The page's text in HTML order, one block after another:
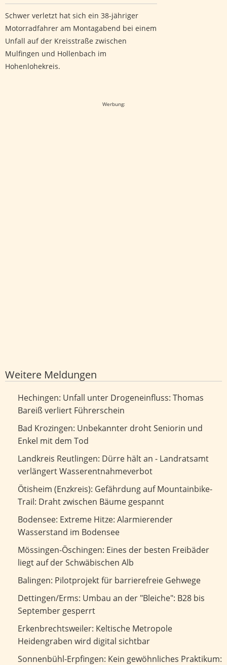
Schwer verletzt hat sich ein 38-jähriger
Motorradfahrer am Montagabend bei einem
Unfall auf der Kreisstraße zwischen
Mulfingen und Hollenbach im
Hohenlohekreis.
Werbung:
Weitere Meldungen
Unfall unter Drogeneinfluss: Thomas Bareiß verliert
Führerschein
Hechingen: Unfall unter Drogeneinfluss: Thomas
Bareiß verliert Führerschein
Unbekannter droht Seniorin und Enkel mit dem Tod
Bad Krozingen: Unbekannter droht Seniorin und
Enkel mit dem Tod
Dürre hält an - Landratsamt verlängert
Wasserentnahmeverbot
Landkreis Reutlingen: Dürre hält an - Landratsamt
verlängert Wasserentnahmeverbot
Gefährdung auf Mountainbike-Trail: Draht zwischen
Bäume gespannt
Ötisheim (Enzkreis): Gefährdung auf Mountainbike-
Trail: Draht zwischen Bäume gespannt
Extreme Hitze: Alarmierender Wasserstand im Bodensee
Bodensee: Extreme Hitze: Alarmierender
Wasserstand im Bodensee
Eines der besten Freibäder liegt auf der Schwäbischen Alb
Mössingen-Öschingen: Eines der besten Freibäder
liegt auf der Schwäbischen Alb
Pilotprojekt für barrierefreie Gehwege
Balingen: Pilotprojekt für barrierefreie Gehwege
Umbau an der "Bleiche": B28 bis September gesperrt
Dettingen/Erms: Umbau an der "Bleiche": B28 bis
September gesperrt
Keltische Metropole Heidengraben wird digital sichtbar
Erkenbrechtsweiler: Keltische Metropole
Heidengraben wird digital sichtbar
Kein gewöhnliches Praktikum: Copdays in der Erpftalhalle
Sonnenbühl-Erpfingen: Kein gewöhnliches Praktikum: